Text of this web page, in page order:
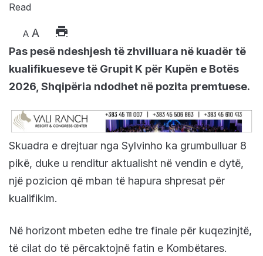
Read
A A
Pas pesë ndeshjesh të zhvilluara në kuadër të
kualifikueseve të Grupit K për Kupën e Botës
2026, Shqipëria ndodhet në pozita premtuese.
Skuadra e drejtuar nga Sylvinho ka grumbulluar 8
pikë, duke u renditur aktualisht në vendin e dytë,
një pozicion që mban të hapura shpresat për
kualifikim.
Në horizont mbeten edhe tre finale për kuqezinjtë,
të cilat do të përcaktojnë fatin e Kombëtares.